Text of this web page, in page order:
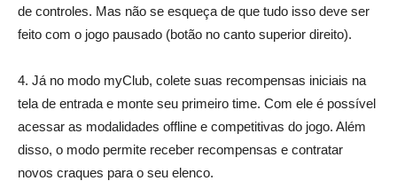
de controles. Mas não se esqueça de que tudo isso deve ser
feito com o jogo pausado (botão no canto superior direito).
4. Já no modo myClub, colete suas recompensas iniciais na
tela de entrada e monte seu primeiro time. Com ele é possível
acessar as modalidades offline e competitivas do jogo. Além
disso, o modo permite receber recompensas e contratar
novos craques para o seu elenco.